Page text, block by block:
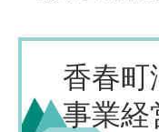
香春町
事業経